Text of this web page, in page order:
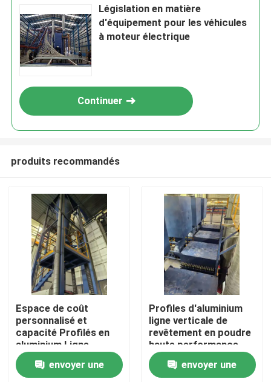
Produits
VR Show
Législation en matière
d'équipement pour les véhicules
à moteur électrique
Continuer
produits recommandés
Espace de coût
personnalisé et
capacité Profilés en
aluminium Ligne
verticale de
revêtement en poudre
envoyer une
Profiles d'aluminium
ligne verticale de
revêtement en poudre
haute performance
envoyer une